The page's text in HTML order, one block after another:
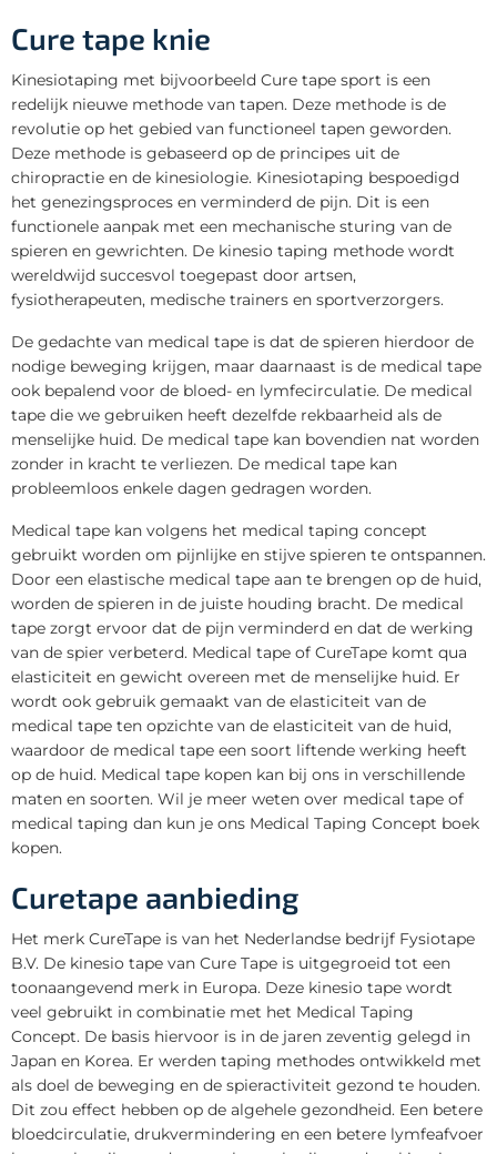
Cure tape knie
Kinesiotaping met bijvoorbeeld Cure tape sport is een
redelijk nieuwe methode van tapen. Deze methode is de
revolutie op het gebied van functioneel tapen geworden.
Deze methode is gebaseerd op de principes uit de
chiropractie en de kinesiologie. Kinesiotaping bespoedigd
het genezingsproces en verminderd de pijn. Dit is een
functionele aanpak met een mechanische sturing van de
spieren en gewrichten. De kinesio taping methode wordt
wereldwijd succesvol toegepast door artsen,
fysiotherapeuten, medische trainers en sportverzorgers.
De gedachte van medical tape is dat de spieren hierdoor de
nodige beweging krijgen, maar daarnaast is de medical tape
ook bepalend voor de bloed- en lymfecirculatie. De medical
tape die we gebruiken heeft dezelfde rekbaarheid als de
menselijke huid. De medical tape kan bovendien nat worden
zonder in kracht te verliezen. De medical tape kan
probleemloos enkele dagen gedragen worden.
Medical tape kan volgens het medical taping concept
gebruikt worden om pijnlijke en stijve spieren te ontspannen.
Door een elastische medical tape aan te brengen op de huid,
worden de spieren in de juiste houding bracht. De medical
tape zorgt ervoor dat de pijn verminderd en dat de werking
van de spier verbeterd. Medical tape of CureTape komt qua
elasticiteit en gewicht overeen met de menselijke huid. Er
wordt ook gebruik gemaakt van de elasticiteit van de
medical tape ten opzichte van de elasticiteit van de huid,
waardoor de medical tape een soort liftende werking heeft
op de huid. Medical tape kopen kan bij ons in verschillende
maten en soorten. Wil je meer weten over medical tape of
medical taping dan kun je ons Medical Taping Concept boek
kopen.
Curetape aanbieding
Het merk CureTape is van het Nederlandse bedrijf Fysiotape
B.V. De kinesio tape van Cure Tape is uitgegroeid tot een
toonaangevend merk in Europa. Deze kinesio tape wordt
veel gebruikt in combinatie met het Medical Taping
Concept. De basis hiervoor is in de jaren zeventig gelegd in
Japan en Korea. Er werden taping methodes ontwikkeld met
als doel de beweging en de spieractiviteit gezond te houden.
Dit zou effect hebben op de algehele gezondheid. Een betere
bloedcirculatie, drukvermindering en een betere lymfeafvoer